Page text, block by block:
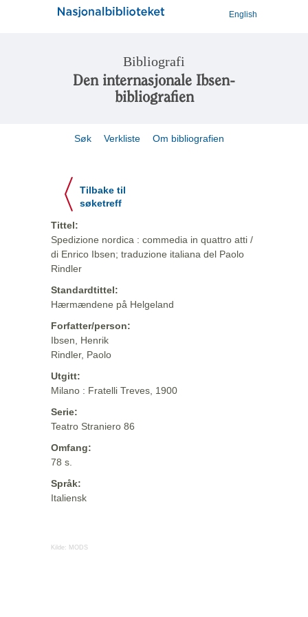
English
Bibliografi
Den internasjonale Ibsen-
bibliografien
Søk Verkliste Om bibliografien
Tilbake til
søketreff
Tittel:
Spedizione nordica : commedia in quattro atti /
di Enrico Ibsen; traduzione italiana del Paolo
Rindler
Standardtittel:
Hærmændene på Helgeland
Forfatter/person:
Ibsen, Henrik
Rindler, Paolo
Utgitt:
Milano : Fratelli Treves, 1900
Serie:
Teatro Straniero 86
Omfang:
78 s.
Språk:
Italiensk
Kilde: MODS